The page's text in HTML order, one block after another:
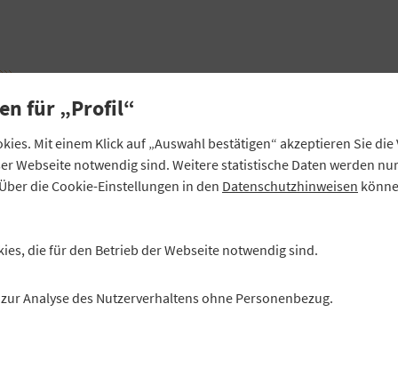
für „Profil“
Mit einem Klick auf „Auswahl bestätigen“ akzeptieren Sie
Webseite notwendig sind. Weitere statistische Daten werden
die Cookie-Einstellungen in den Datenschutzhinweisen
die für den Betrieb der Webseite notwendig sind.
Analyse des Nutzerverhaltens ohne Personenbezug.